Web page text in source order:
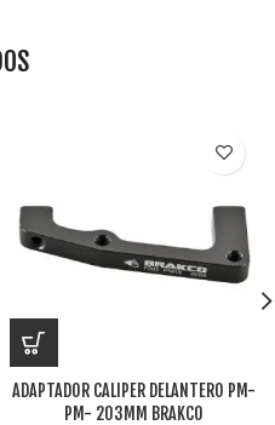
ADAPTADOR CALIPER DELANTERO PM-
PM- 203MM BRAKCO